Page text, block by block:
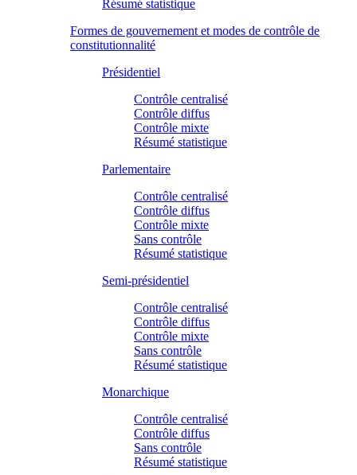
Résumé statistique
Formes de gouvernement et modes de contrôle de
constitutionnalité
Présidentiel
Contrôle centralisé
Contrôle diffus
Contrôle mixte
Résumé statistique
Parlementaire
Contrôle centralisé
Contrôle diffus
Contrôle mixte
Sans contrôle
Résumé statistique
Semi-présidentiel
Contrôle centralisé
Contrôle diffus
Contrôle mixte
Sans contrôle
Résumé statistique
Monarchique
Contrôle centralisé
Contrôle diffus
Sans contrôle
Résumé statistique